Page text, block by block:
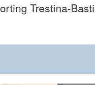
Trestina-